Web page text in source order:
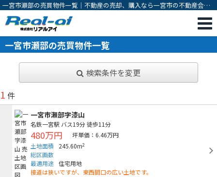
一宮市瀬部の売買物件一覧｜不動産の売却、購入なら一宮市の不動産会
社 株式会社リアルアイ
一宮市瀬部の売買物件一覧
検索条件を変更
1 件
一宮市瀬部字漆山
名鉄一宮駅 バス19分徒歩11分
480万円
坪単価：6.46万円
土地面積
245.60m2
総区画数
最適用途 住宅用地
接道は狭いですが、東西間口の広い土地です。